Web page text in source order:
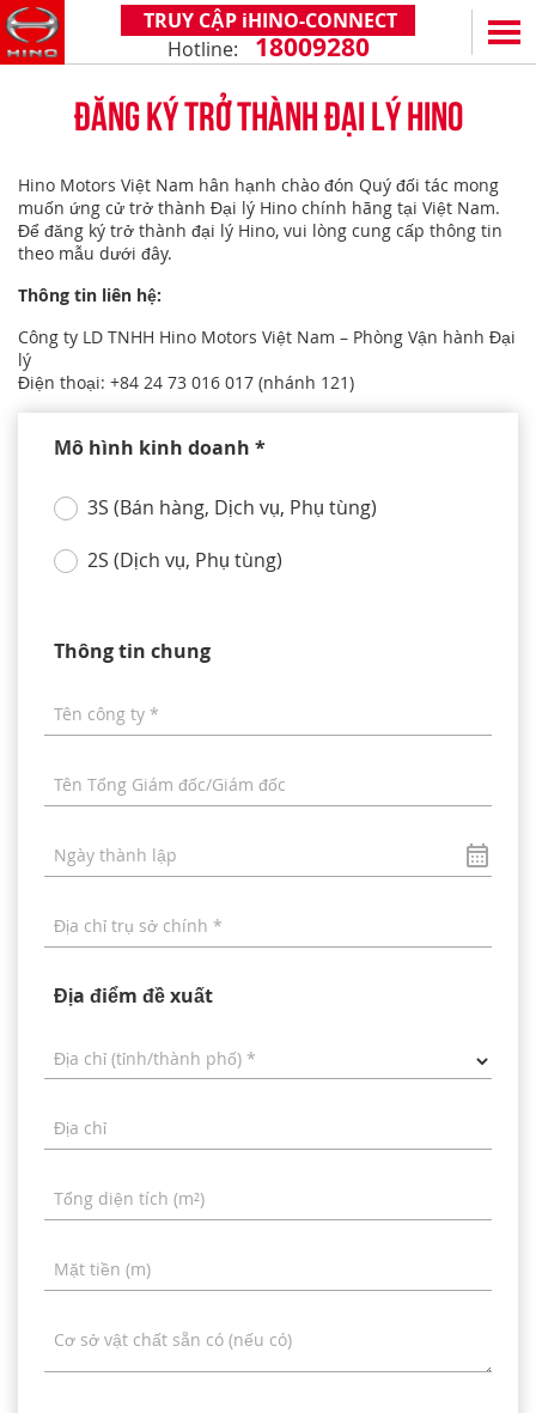
TRUY CẬP iHINO-CONNECT
Hotline: 18009280
EN
SERIES 300
(Tải trọng: 1,8 - 4,4 tấn)
XZU720 - 7,5 TẤN (CABIN RỘNG)
SERIES 500
SERIES 700
(KL kéo theo: 39 tấn)
DỊCH VỤ VÀ PHỤ TÙNG
CHÍNH SÁCH BẢO HÀNH
HỖ TRỢ TỔNG THỂ
TIN TỨC
CÙNG HÀNH TRÌNH
CHIA SẺ TỪ KHÁCH HÀNG
VỀ CHÚNG TÔI
HINO MOTORS VIỆT NAM
TUYỂN DỤNG
HOẠT ĐỘNG CỘNG ĐỒNG
LIÊN HỆ
ĐĂNG KÝ TRỞ THÀNH ĐẠI LÝ HINO
Hino Motors Việt Nam hân hạnh chào đón Quý đối tác mong
muốn ứng cử trở thành Đại lý Hino chính hãng tại Việt Nam.
Để đăng ký trở thành đại lý Hino, vui lòng cung cấp thông tin
theo mẫu dưới đây.
Thông tin liên hệ:
Công ty LD TNHH Hino Motors Việt Nam – Phòng Vận hành Đại
lý
Điện thoại: +84 24 73 016 017 (nhánh 121)
Mô hình kinh doanh *
3S (Bán hàng, Dịch vụ, Phụ tùng)
2S (Dịch vụ, Phụ tùng)
Thông tin chung
Tên công ty *
Tên Tổng Giám đốc/Giám đốc
Ngày thành lập
Địa chỉ trụ sở chính *
Địa điểm đề xuất
Địa chỉ (tỉnh/thành phố) *
Địa chỉ
Tổng diện tích (m²)
Mặt tiền (m)
Cơ sở vật chất sẵn có (nếu có)